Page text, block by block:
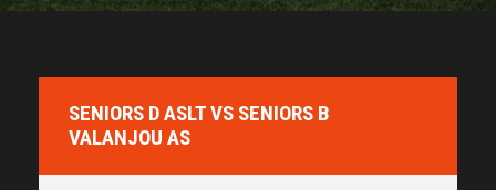
SENIORS D ASLT VS SENIORS B
VALANJOU AS